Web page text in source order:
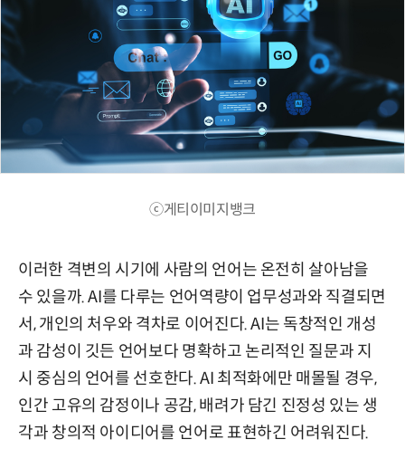
ⓒ게티이미지뱅크
이러한 격변의 시기에 사람의 언어는 온전히 살아남을
수 있을까. AI를 다루는 언어역량이 업무성과와 직결되면
서, 개인의 처우와 격차로 이어진다. AI는 독창적인 개성
과 감성이 깃든 언어보다 명확하고 논리적인 질문과 지
시 중심의 언어를 선호한다. AI 최적화에만 매몰될 경우,
인간 고유의 감정이나 공감, 배려가 담긴 진정성 있는 생
각과 창의적 아이디어를 언어로 표현하긴 어려워진다.